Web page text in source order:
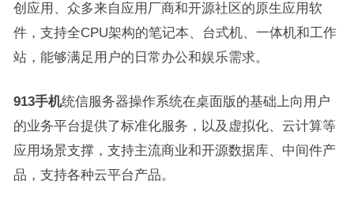
创应用、众多来自应用厂商和开源社区的原生应用软
件，支持全CPU架构的笔记本、台式机、一体机和工作
站，能够满足用户的日常办公和娱乐需求。
913手机统信服务器操作系统在桌面版的基础上向用户
的业务平台提供了标准化服务，以及虚拟化、云计算等
应用场景支撑，支持主流商业和开源数据库、中间件产
品，支持各种云平台产品。